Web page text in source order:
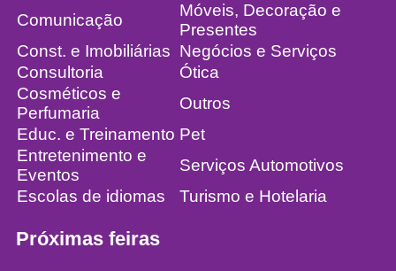
Comunicação
Móveis, Decoração e
Presentes
Const. e Imobiliárias Negócios e Serviços
Consultoria
Ótica
Cosméticos e
Perfumaria
Outros
Educ. e Treinamento Pet
Entretenimento e
Eventos
Serviços Automotivos
Escolas de idiomas
Turismo e Hotelaria
Próximas feiras